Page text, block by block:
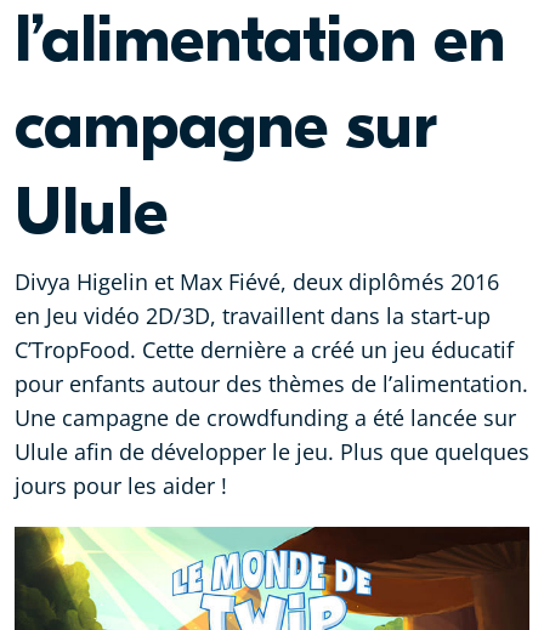
l’alimentation en
campagne sur
Ulule
Divya Higelin et Max Fiévé, deux diplômés 2016
en Jeu vidéo 2D/3D, travaillent dans la start-up
C’TropFood. Cette dernière a créé un jeu éducatif
pour enfants autour des thèmes de l’alimentation.
Une campagne de crowdfunding a été lancée sur
Ulule afin de développer le jeu. Plus que quelques
jours pour les aider !